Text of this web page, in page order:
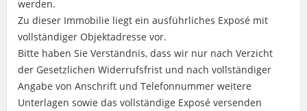
werden.
Zu dieser Immobilie liegt ein ausführliches Exposé mit
vollständiger Objektadresse vor.
Bitte haben Sie Verständnis, dass wir nur nach Verzicht
der Gesetzlichen Widerrufsfrist und nach vollständiger
Angabe von Anschrift und Telefonnummer weitere
Unterlagen sowie das vollständige Exposé versenden